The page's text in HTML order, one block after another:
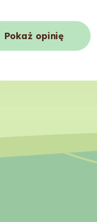
Pokaż opinię